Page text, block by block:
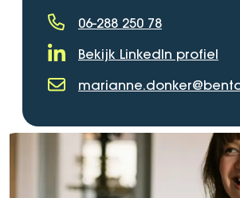
Telefoonnummer
06-288 250 78
LinkedIn Profiel
Bekijk LinkedIn profiel